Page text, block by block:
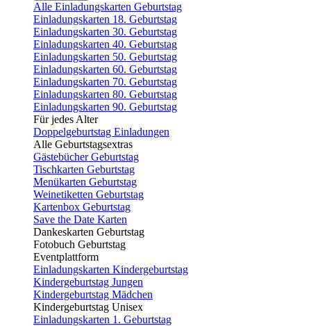
Alle Einladungskarten Geburtstag
Einladungskarten 18. Geburtstag
Einladungskarten 30. Geburtstag
Einladungskarten 40. Geburtstag
Einladungskarten 50. Geburtstag
Einladungskarten 60. Geburtstag
Einladungskarten 70. Geburtstag
Einladungskarten 80. Geburtstag
Einladungskarten 90. Geburtstag
Für jedes Alter
Doppelgeburtstag Einladungen
Alle Geburtstagsextras
Gästebücher Geburtstag
Tischkarten Geburtstag
Menükarten Geburtstag
Weinetiketten Geburtstag
Kartenbox Geburtstag
Save the Date Karten
Dankeskarten Geburtstag
Fotobuch Geburtstag
Eventplattform
Einladungskarten Kindergeburtstag
Kindergeburtstag Jungen
Kindergeburtstag Mädchen
Kindergeburtstag Unisex
Einladungskarten 1. Geburtstag